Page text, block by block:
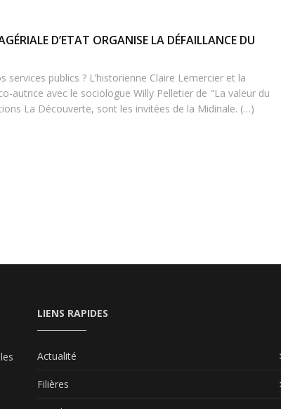
D’ETAT ORGANISE LA DÉFAILLANCE DU
services publics ? L’historienne Claire Lemercier et la
autrice avec le sociologue Willy Pelletier de "La valeur du
La Découverte, sont les invitées de la Midinale. (…)
LIENS RAPIDES
Actualité
Filières